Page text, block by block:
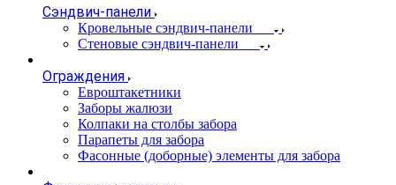
Сэндвич-панели
Кровельные сэндвич-панели
Стеновые сэндвич-панели
Ограждения
Евроштакетники
Заборы жалюзи
Колпаки на столбы забора
Парапеты для забора
Фасонные (доборные) элементы для забора